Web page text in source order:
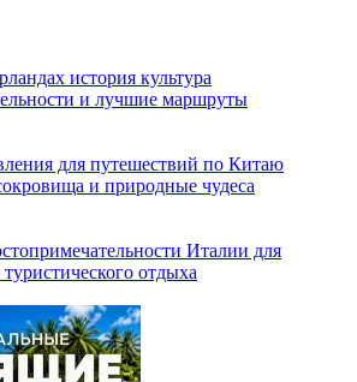
история культура
и лучшие маршруты
для путешествий по Китаю
и природные чудеса
Италии для
отдыха